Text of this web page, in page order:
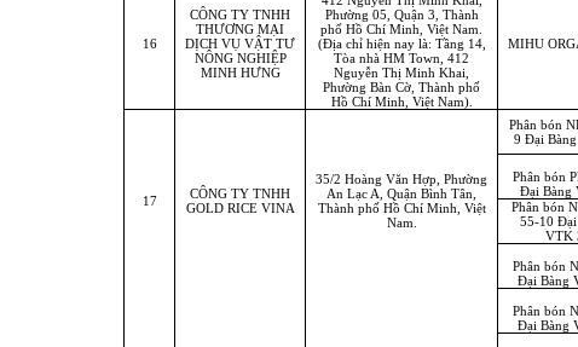
16
CÔNG TY TNHH
THƯƠNG MẠI
DỊCH VỤ VẬT TƯ
NÔNG NGHIỆP
MINH HƯNG
Phường 05, Quận 3, Thành
phố Hồ Chí Minh, Việt Nam.
(Địa chỉ hiện nay là: Tầng 14,
Tòa nhà HM Town, 412
Nguyễn Thị Minh Khai,
Phường Bàn Cờ, Thành phố
Hồ Chí Minh, Việt Nam).
MIHU
17
CÔNG TY TNHH
GOLD RICE VINA
35/2 Hoàng Văn Hợp, Phường
An Lạc A, Quận Bình Tân,
Thành phố Hồ Chí Minh, Việt
Nam.
Phân bón
9 Đại
Phân bón
Đại Bàng
Phân bón
55-10 Đại
VTK
Phân bón
Đại Bàng
Phân bón
Đại Bàng